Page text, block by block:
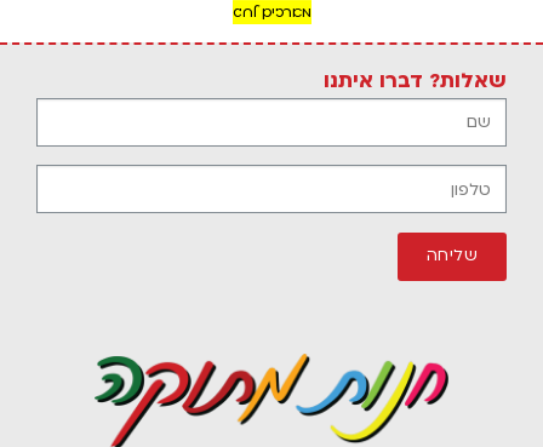
מארזים לחג
שאלות? דברו איתנו
שליחה